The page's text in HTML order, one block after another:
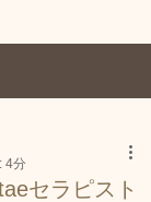
セラピスト
4分